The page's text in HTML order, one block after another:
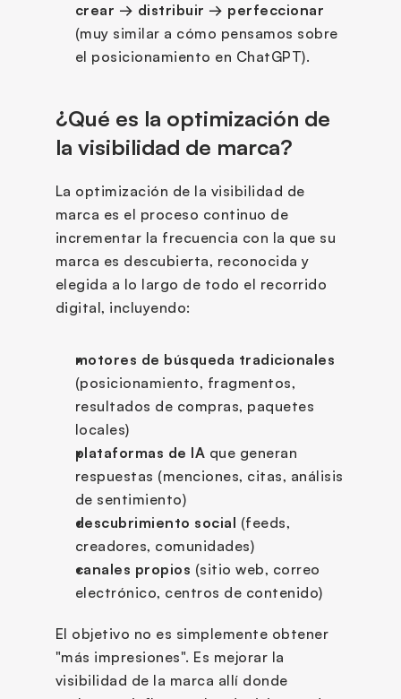
crear → distribuir → perfeccionar
(muy similar a cómo pensamos sobre
el posicionamiento en ChatGPT).
¿Qué es la optimización de
la visibilidad de marca?
La optimización de la visibilidad de
marca es el proceso continuo de
incrementar la frecuencia con la que su
marca es descubierta, reconocida y
elegida a lo largo de todo el recorrido
digital, incluyendo:
motores de búsqueda tradicionales
(posicionamiento, fragmentos,
resultados de compras, paquetes
locales)
plataformas de IA que generan
respuestas (menciones, citas, análisis
de sentimiento)
descubrimiento social (feeds,
creadores, comunidades)
canales propios (sitio web, correo
electrónico, centros de contenido)
El objetivo no es simplemente obtener
"más impresiones". Es mejorar la
visibilidad de la marca allí donde